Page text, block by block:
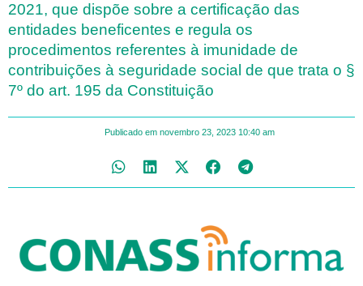
2021, que dispõe sobre a certificação das
entidades beneficentes e regula os
procedimentos referentes à imunidade de
contribuições à seguridade social de que trata o §
7º do art. 195 da Constituição
Publicado em novembro 23, 2023 10:40 am